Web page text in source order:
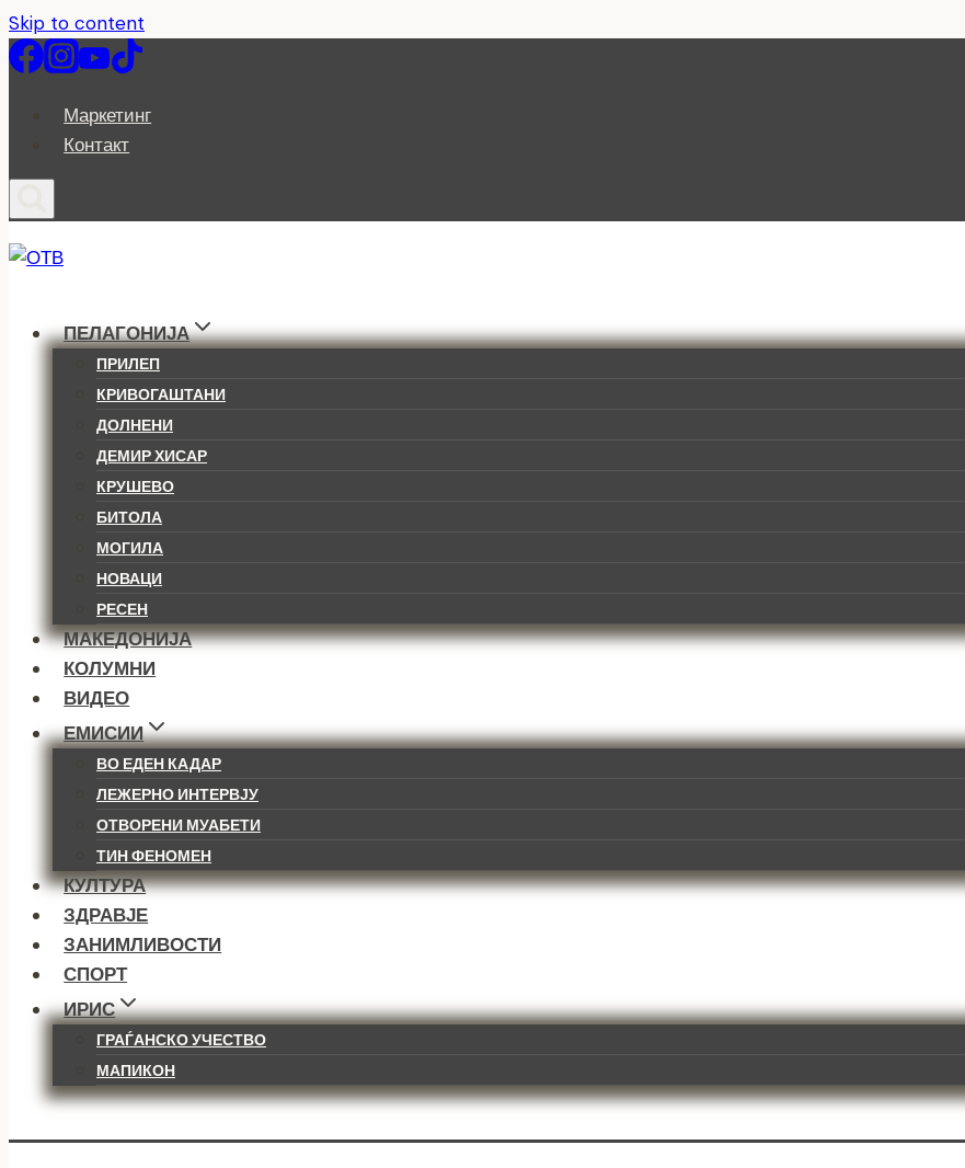
Skip to content
Маркетинг
Контакт
ПЕЛАГОНИЈА
ПРИЛЕП
КРИВОГАШТАНИ
ДОЛНЕНИ
ДЕМИР ХИСАР
КРУШЕВО
БИТОЛА
МОГИЛА
НОВАЦИ
РЕСЕН
МАКЕДОНИЈА
КОЛУМНИ
ВИДЕО
ЕМИСИИ
ВО ЕДЕН КАДАР
ЛЕЖЕРНО ИНТЕРВЈУ
ОТВОРЕНИ МУАБЕТИ
ТИН ФЕНОМЕН
КУЛТУРА
ЗДРАВЈЕ
ЗАНИМЛИВОСТИ
СПОРТ
ИРИС
ГРАЃАНСКО УЧЕСТВО
МАПИКОН